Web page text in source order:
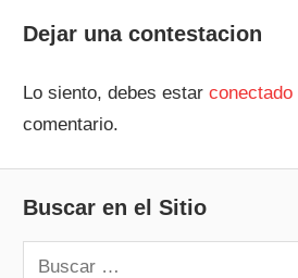
entradas
Dejar una contestacion
Lo siento, debes estarconectado
comentario.
Buscar en el Sitio
Buscar: